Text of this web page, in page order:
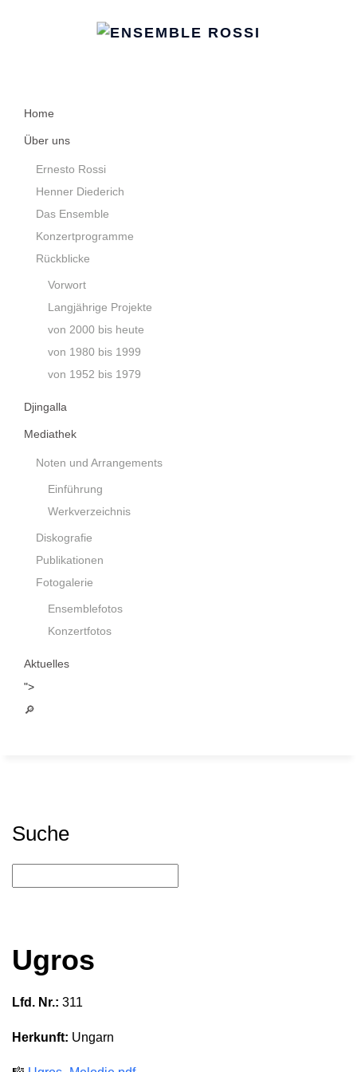
Home
Über uns
Ernesto Rossi
Henner Diederich
Das Ensemble
Konzertprogramme
Rückblicke
Vorwort
Langjährige Projekte
von 2000 bis heute
von 1980 bis 1999
von 1952 bis 1979
Djingalla
Mediathek
Noten und Arrangements
Einführung
Werkverzeichnis
Diskografie
Publikationen
Fotogalerie
Ensemblefotos
Konzertfotos
Aktuelles
">
🔎
Suche
Ugros
Lfd. Nr.: 311
Herkunft: Ungarn